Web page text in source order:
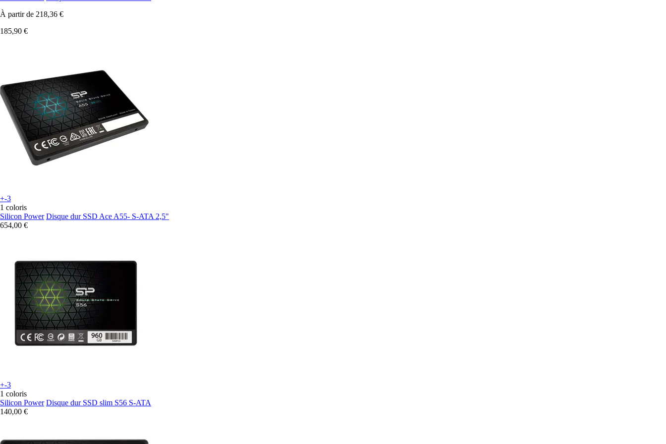
À partir de 218,36 €
185,90 €
+-3
1 coloris
Silicon Power Disque dur SSD Ace A55- S-ATA 2,5"
654,00 €
+-3
1 coloris
Silicon Power Disque dur SSD slim S56 S-ATA
140,00 €